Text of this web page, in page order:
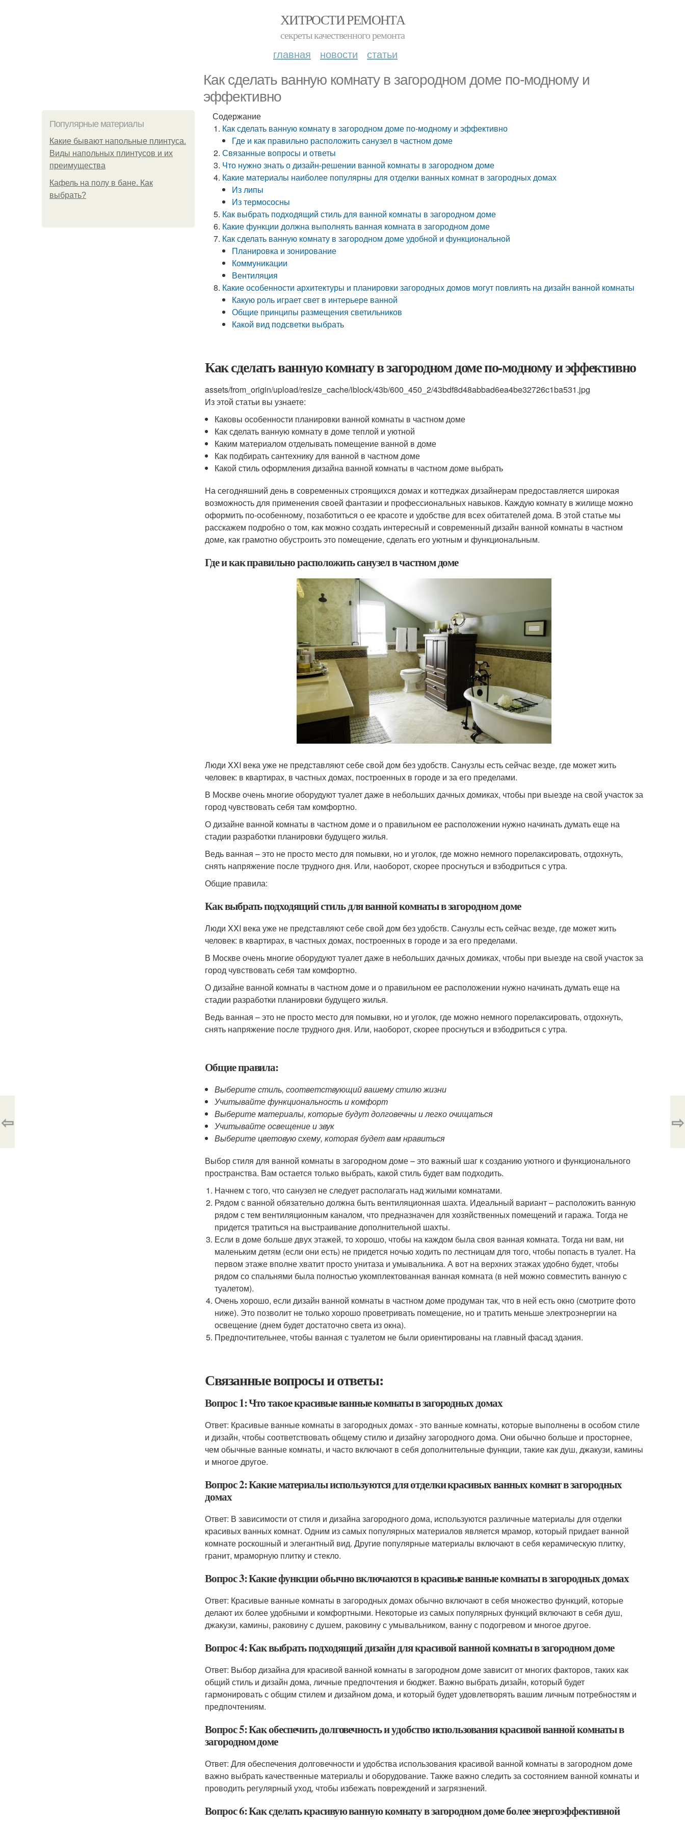
ХИТРОСТИ РЕМОНТА
секреты качественного ремонта
главная новости статьи
Как сделать ванную комнату в загородном доме по-модному и
эффективно
Популярные материалы
Какие бывают напольные плинтуса.
Виды напольных плинтусов и их
преимущества
Кафель на полу в бане. Как
выбрать?
Содержание
Как сделать ванную комнату в загородном доме по-модному и эффективно
Где и как правильно расположить санузел в частном доме
Связанные вопросы и ответы
Что нужно знать о дизайн-решении ванной комнаты в загородном доме
Какие материалы наиболее популярны для отделки ванных комнат в загородных домах
Из липы
Из термососны
Как выбрать подходящий стиль для ванной комнаты в загородном доме
Какие функции должна выполнять ванная комната в загородном доме
Как сделать ванную комнату в загородном доме удобной и функциональной
Планировка и зонирование
Коммуникации
Вентиляция
Какие особенности архитектуры и планировки загородных домов могут повлиять на дизайн ванной комнаты
Какую роль играет свет в интерьере ванной
Общие принципы размещения светильников
Какой вид подсветки выбрать
Как сделать ванную комнату в загородном доме по-модному и эффективно
assets/from_origin/upload/resize_cache/iblock/43b/600_450_2/43bdf8d48abbad6ea4be32726c1ba531.jpg
Из этой статьи вы узнаете:
Каковы особенности планировки ванной комнаты в частном доме
Как сделать ванную комнату в доме теплой и уютной
Каким материалом отделывать помещение ванной в доме
Как подбирать сантехнику для ванной в частном доме
Какой стиль оформления дизайна ванной комнаты в частном доме выбрать
На сегодняшний день в современных строящихся домах и коттеджах дизайнерам предоставляется широкая
возможность для применения своей фантазии и профессиональных навыков. Каждую комнату в жилище можно
оформить по-особенному, позаботиться о ее красоте и удобстве для всех обитателей дома. В этой статье мы
расскажем подробно о том, как можно создать интересный и современный дизайн ванной комнаты в частном
доме, как грамотно обустроить это помещение, сделать его уютным и функциональным.
Где и как правильно расположить санузел в частном доме
Люди XXI века уже не представляют себе свой дом без удобств. Санузлы есть сейчас везде, где может жить
человек: в квартирах, в частных домах, построенных в городе и за его пределами.
В Москве очень многие оборудуют туалет даже в небольших дачных домиках, чтобы при выезде на свой участок за
город чувствовать себя там комфортно.
О дизайне ванной комнаты в частном доме и о правильном ее расположении нужно начинать думать еще на
стадии разработки планировки будущего жилья.
Ведь ванная – это не просто место для помывки, но и уголок, где можно немного порелаксировать, отдохнуть,
снять напряжение после трудного дня. Или, наоборот, скорее проснуться и взбодриться с утра.
Общие правила:
Как выбрать подходящий стиль для ванной комнаты в загородном доме
Люди XXI века уже не представляют себе свой дом без удобств. Санузлы есть сейчас везде, где может жить
человек: в квартирах, в частных домах, построенных в городе и за его пределами.
В Москве очень многие оборудуют туалет даже в небольших дачных домиках, чтобы при выезде на свой участок за
город чувствовать себя там комфортно.
О дизайне ванной комнаты в частном доме и о правильном ее расположении нужно начинать думать еще на
стадии разработки планировки будущего жилья.
Ведь ванная – это не просто место для помывки, но и уголок, где можно немного порелаксировать, отдохнуть,
снять напряжение после трудного дня. Или, наоборот, скорее проснуться и взбодриться с утра.
Общие правила:
Выберите стиль, соответствующий вашему стилю жизни
Учитывайте функциональность и комфорт
Выберите материалы, которые будут долговечны и легко очищаться
Учитывайте освещение и звук
Выберите цветовую схему, которая будет вам нравиться
Выбор стиля для ванной комнаты в загородном доме – это важный шаг к созданию уютного и функционального
пространства. Вам остается только выбрать, какой стиль будет вам подходить.
Начнем с того, что санузел не следует располагать над жилыми комнатами.
Рядом с ванной обязательно должна быть вентиляционная шахта. Идеальный вариант – расположить ванную
рядом с тем вентиляционным каналом, что предназначен для хозяйственных помещений и гаража. Тогда не
придется тратиться на выстраивание дополнительной шахты.
Если в доме больше двух этажей, то хорошо, чтобы на каждом была своя ванная комната. Тогда ни вам, ни
маленьким детям (если они есть) не придется ночью ходить по лестницам для того, чтобы попасть в туалет. На
первом этаже вполне хватит просто унитаза и умывальника. А вот на верхних этажах удобно будет, чтобы
рядом со спальнями была полностью укомплектованная ванная комната (в ней можно совместить ванную с
туалетом).
Очень хорошо, если дизайн ванной комнаты в частном доме продуман так, что в ней есть окно (смотрите фото
ниже). Это позволит не только хорошо проветривать помещение, но и тратить меньше электроэнергии на
освещение (днем будет достаточно света из окна).
Предпочтительнее, чтобы ванная с туалетом не были ориентированы на главный фасад здания.
Связанные вопросы и ответы:
Вопрос 1: Что такое красивые ванные комнаты в загородных домах
Ответ: Красивые ванные комнаты в загородных домах - это ванные комнаты, которые выполнены в особом стиле
и дизайн, чтобы соответствовать общему стилю и дизайну загородного дома. Они обычно больше и просторнее,
чем обычные ванные комнаты, и часто включают в себя дополнительные функции, такие как душ, джакузи, камины
и многое другое.
Вопрос 2: Какие материалы используются для отделки красивых ванных комнат в загородных
домах
Ответ: В зависимости от стиля и дизайна загородного дома, используются различные материалы для отделки
красивых ванных комнат. Одним из самых популярных материалов является мрамор, который придает ванной
комнате роскошный и элегантный вид. Другие популярные материалы включают в себя керамическую плитку,
гранит, мраморную плитку и стекло.
Вопрос 3: Какие функции обычно включаются в красивые ванные комнаты в загородных домах
Ответ: Красивые ванные комнаты в загородных домах обычно включают в себя множество функций, которые
делают их более удобными и комфортными. Некоторые из самых популярных функций включают в себя душ,
джакузи, камины, раковину с душем, раковину с умывальником, ванну с подогревом и многое другое.
Вопрос 4: Как выбрать подходящий дизайн для красивой ванной комнаты в загородном доме
Ответ: Выбор дизайна для красивой ванной комнаты в загородном доме зависит от многих факторов, таких как
общий стиль и дизайн дома, личные предпочтения и бюджет. Важно выбрать дизайн, который будет
гармонировать с общим стилем и дизайном дома, и который будет удовлетворять вашим личным потребностям и
предпочтениям.
Вопрос 5: Как обеспечить долговечность и удобство использования красивой ванной комнаты в
загородном доме
Ответ: Для обеспечения долговечности и удобства использования красивой ванной комнаты в загородном доме
важно выбрать качественные материалы и оборудование. Также важно следить за состоянием ванной комнаты и
проводить регулярный уход, чтобы избежать повреждений и загрязнений.
Вопрос 6: Как сделать красивую ванную комнату в загородном доме более энергоэффективной
⇦ ⇨